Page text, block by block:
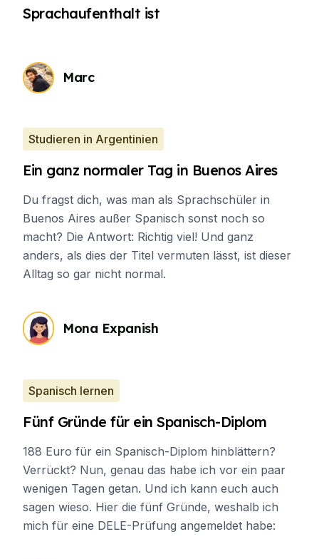
Sprachaufenthalt ist
Marc
Studieren in Argentinien
Ein ganz normaler Tag in Buenos Aires
Du fragst dich, was man als Sprachschüler in
Buenos Aires außer Spanisch sonst noch so
macht? Die Antwort: Richtig viel! Und ganz
anders, als dies der Titel vermuten lässt, ist dieser
Alltag so gar nicht normal.
Mona Expanish
Spanisch lernen
Fünf Gründe für ein Spanisch-Diplom
188 Euro für ein Spanisch-Diplom hinblättern?
Verrückt? Nun, genau das habe ich vor ein paar
wenigen Tagen getan. Und ich kann euch auch
sagen wieso. Hier die fünf Gründe, weshalb ich
mich für eine DELE-Prüfung angemeldet habe: